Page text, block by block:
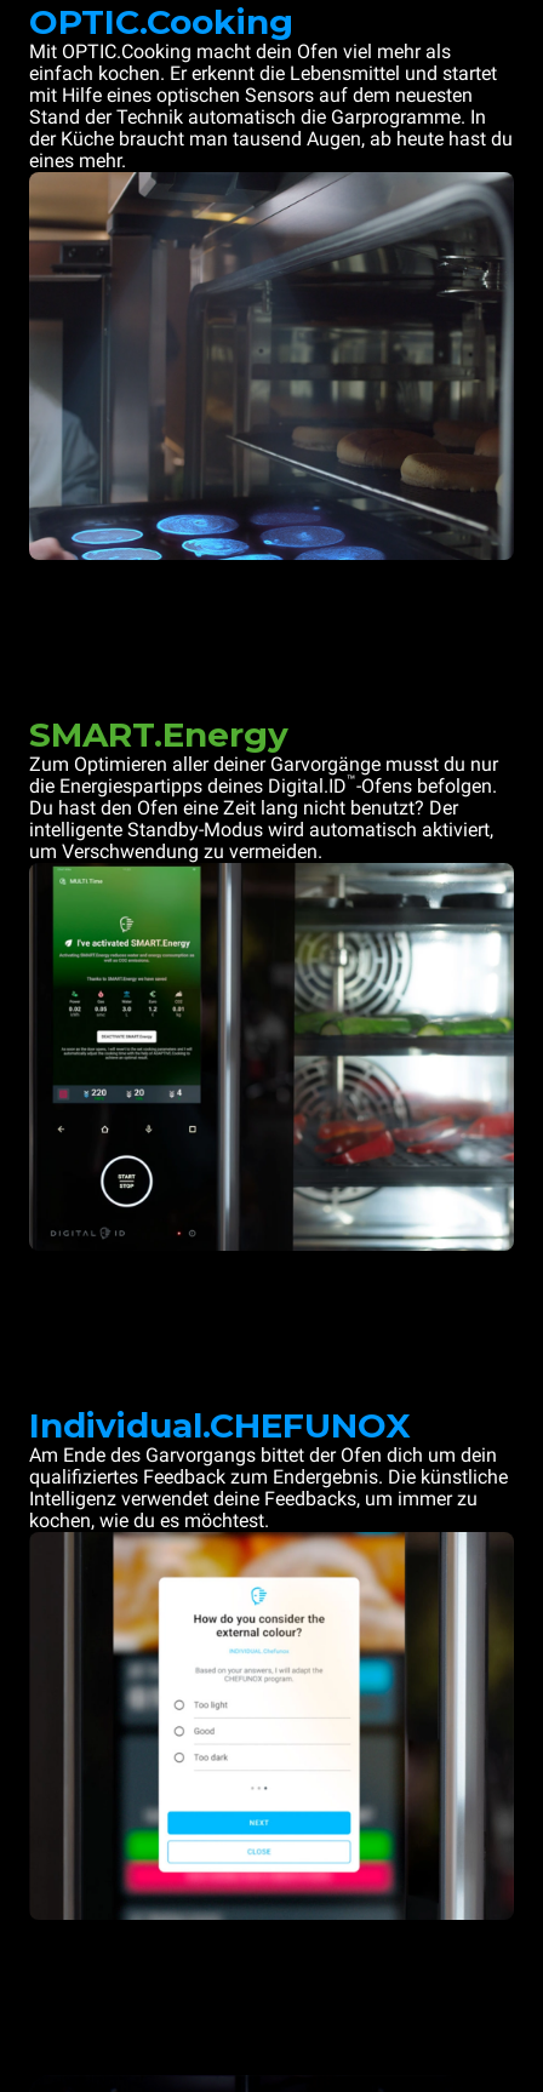
OPTIC.Cooking
Mit OPTIC.Cooking macht dein Ofen viel mehr als
einfach kochen. Er erkennt die Lebensmittel und startet
mit Hilfe eines optischen Sensors auf dem neuesten
Stand der Technik automatisch die Garprogramme. In
der Küche braucht man tausend Augen, ab heute hast du
eines mehr.
SMART.Energy
Zum Optimieren aller deiner Garvorgänge musst du nur
die Energiespartipps deines Digital.ID™-Ofens befolgen.
Du hast den Ofen eine Zeit lang nicht benutzt? Der
intelligente Standby-Modus wird automatisch aktiviert,
um Verschwendung zu vermeiden.
Individual.CHEFUNOX
Am Ende des Garvorgangs bittet der Ofen dich um dein
qualifiziertes Feedback zum Endergebnis. Die künstliche
Intelligenz verwendet deine Feedbacks, um immer zu
kochen, wie du es möchtest.